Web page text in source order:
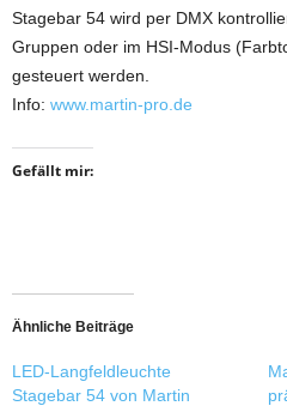
Stagebar 54 wird per DMX
Gruppen oder im HSI-Modus
gesteuert werden.
Info: www.martin-pro.de
Gefällt mir:
Ähnliche Beiträge
LED-Langfeldleuchte
Stagebar 54 von Martin